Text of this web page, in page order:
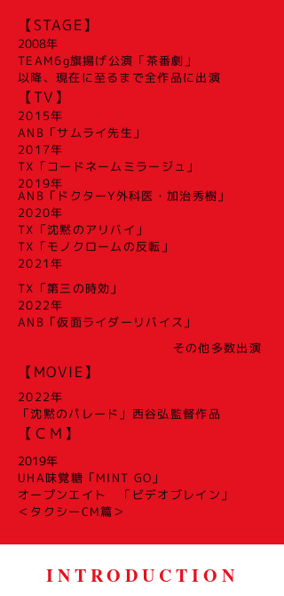
【STAGE】
2008年
​TEAM6g旗揚げ公演「茶番劇」
以降、現在に至るまで全作品に出演
【TV】
2015年
ANB「サムライ先生」
2017年
TX 「コードネームミラージュ」
2019年
ANB「ドクターY外科医・加治秀樹」
2020年
TX「沈黙のアリバイ」
TX「モノクロームの反転」
2021年
TX「第三の時効」
2022年
ANB「仮面ライダーリバイス」
​その他多数出演
【MOVIE】
2022年
「沈黙のパレード」西谷弘監督作品
【ＣＭ】
2019年
UHA味覚糖「MINT GO」
オープンエイト 「ビデオブレイン」
＜タクシーCM篇＞
​INTRODUCTION